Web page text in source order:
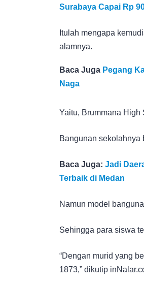
Surabaya Capai Rp
Itulah mengapa
alamnya.
Baca Juga Pegang
Naga
Yaitu, Brummana High
Bangunan sekolahnya
Baca Juga: Jadi
Terbaik di Medan
Namun model
Sehingga para siswa
“Dengan murid yang
1873,” dikutip